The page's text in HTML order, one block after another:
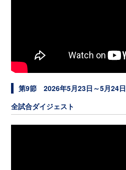
第9節 2026年5月23日～5月24日
全試合ダイジェスト